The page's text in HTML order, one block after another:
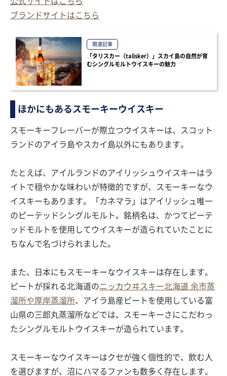
ブランドサイトはこちら
関連記事
「タリスカー（talisker）」スカイ島の自然が育
むシングルモルトウイスキーの魅力
ほかにもあるスモーキーウイスキー
スモーキーフレーバーが際立つウイスキーは、スコット
ランドのアイラ島やスカイ島以外にもあります。
たとえば、アイルランドのアイリッシュウイスキーはラ
イトで穏やかな味わいが特徴的ですが、スモーキーなウ
イスキーもあります。「カネマラ」はアイリッシュ唯一
のピーテッドシングルモルト。銘柄名は、かつてピーテ
ッドモルトを使用してウイスキーが造られていたことに
ちなんで名づけられました。
また、日本にもスモーキーなウイスキーは存在します。
ピートが採れる北海道のニッカウヰスキー北海道 余市蒸
溜所や厚岸蒸溜所、アイラ島産ピートを使用している富
山県の三郎丸蒸溜所などでは、スモーキーさにこだわっ
たシングルモルトウイスキーが造られています。
スモーキーなウイスキーはクセが強く個性的で、飲む人
を選びますが、沼にハマるファンも数多く存在します。